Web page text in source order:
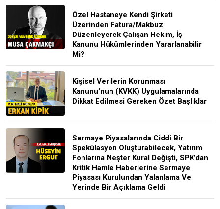
Özel Hastaneye Kendi Şirketi
Üzerinden Fatura/Makbuz
Düzenleyerek Çalışan Hekim, İş
Kanunu Hükümlerinden Yararlanabilir
Mi?
Kişisel Verilerin Korunması
Kanunu'nun (KVKK) Uygulamalarında
Dikkat Edilmesi Gereken Özet Başlıklar
Sermaye Piyasalarında Ciddi Bir
Spekülasyon Oluşturabilecek, Yatırım
Fonlarına Neşter Kural Değişti, SPK’dan
Kritik Hamle Haberlerine Sermaye
Piyasası Kurulundan Yalanlama Ve
Yerinde Bir Açıklama Geldi